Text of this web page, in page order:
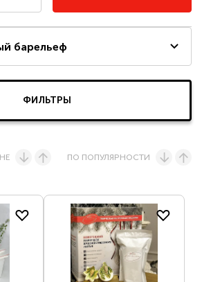
барельеф
ФИЛЬТРЫ
ПО ПОПУЛЯРНОСТИ
ПОКАЗАТЬ
ВСЕ ФИЛЬТРЫ